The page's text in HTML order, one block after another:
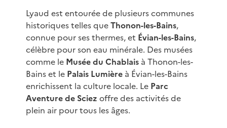
Lyaud est entourée de plusieurs communes
historiques telles queThonon-les-Bains,
connue pour ses thermes, et Évian-les-Bains,
célèbre pour son eau minérale. Des musées
comme le Musée du Chablaisà Thonon-les-
Bains et le Palais Lumièreà Évian-les-Bains
enrichissent la culture locale. Le Parc
Aventure de Sciez offre des activités de
plein air pour tous les âges.